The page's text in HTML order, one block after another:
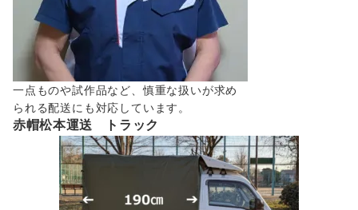
一点ものや試作品など、慎重な扱いが求め
られる配送にも対応しています。
赤帽松本運送 トラック